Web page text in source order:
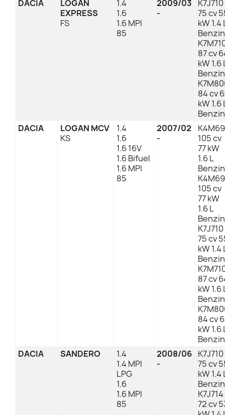
DACIA
LOGAN
EXPRESS
FS
1.4
1.6
1.6 MPI
85
2009/03
-
K7J710
75 cv
kW 1.4
87 cv
kW 1.6
84 cv
kW 1.6
DACIA
LOGAN MCV
KS
1.4
1.6
1.6 16V
1.6 Bifuel
1.6 MPI
85
2007/02
-
105 cv
77 kW
1.6 L
105 cv
77 kW
1.6 L
K7J710
75 cv
kW 1.4
87 cv
kW 1.6
84 cv
kW 1.6
DACIA
SANDERO
1.4
1.4 MPI
LPG
1.6
1.6 MPI
85
2008/06
-
K7J710
75 cv
kW 1.4
K7J714
72 cv